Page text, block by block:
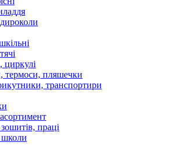
циркулі
термоси, пляшечки
транспортири
праці